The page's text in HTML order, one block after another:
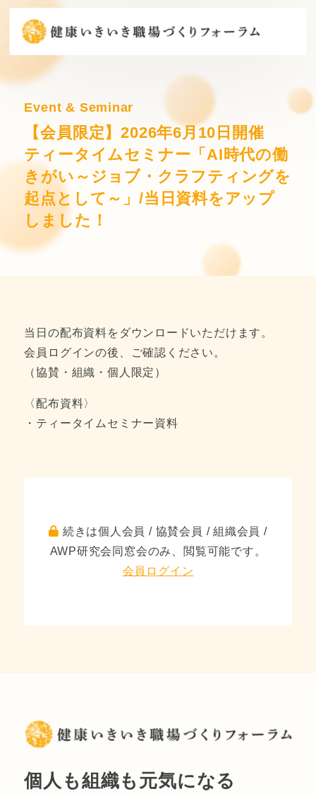
Event & Seminar
【会員限定】2026年6月10日開催
ティータイムセミナー「AI時代の働
きがい～ジョブ・クラフティングを
起点として～」/当日資料をアップ
しました！
当日の配布資料をダウンロードいただけます。
会員ログインの後、ご確認ください。
（協賛・組織・個人限定）
〈配布資料〉
・ティータイムセミナー資料
続きは個人会員 / 協賛会員 / 組織会員 /
AWP研究会同窓会のみ、閲覧可能です。
会員ログイン
個人も組織も元気になる